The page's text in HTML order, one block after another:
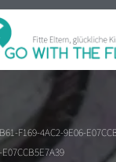
F169-4AC2-9E06-